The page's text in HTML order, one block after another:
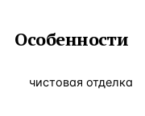
Особенности
чистовая отделка